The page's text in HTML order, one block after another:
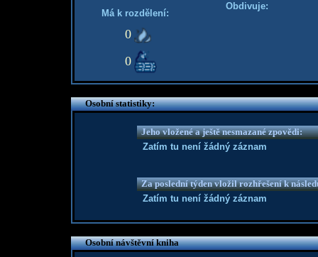
Má k rozdělení:
0
0
Obdivuje:
Osobní statistiky:
Jeho vložené a ještě nesmazané zpovědi:
Zatím tu není žádný záznam
Za poslední týden vložil rozhřešení k
Zatím tu není žádný záznam
Osobní návštěvní kniha